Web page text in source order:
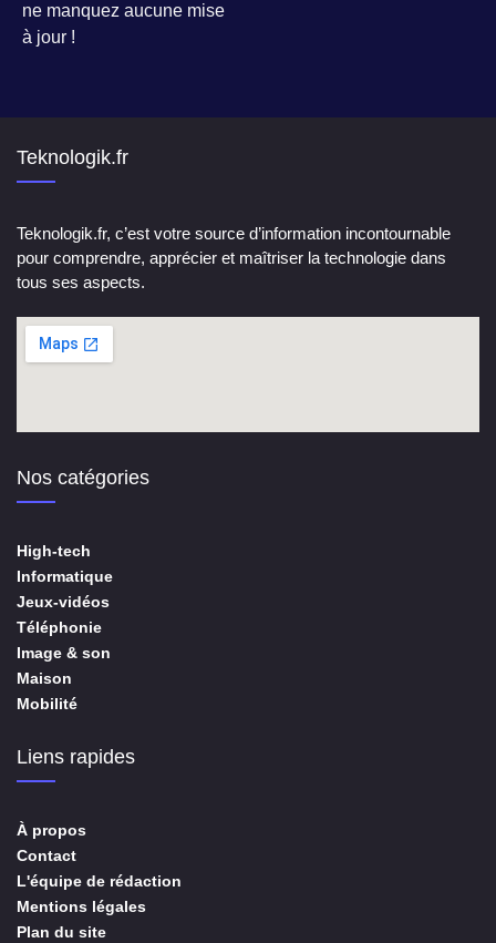
ne manquez aucune mise
à jour !
Teknologik.fr
Teknologik.fr, c’est votre source d’information incontournable
pour comprendre, apprécier et maîtriser la technologie dans
tous ses aspects.
Nos catégories
High-tech
Informatique
Jeux-vidéos
Téléphonie
Image & son
Maison
Mobilité
Liens rapides
À propos
Contact
L'équipe de rédaction
Mentions légales
Plan du site